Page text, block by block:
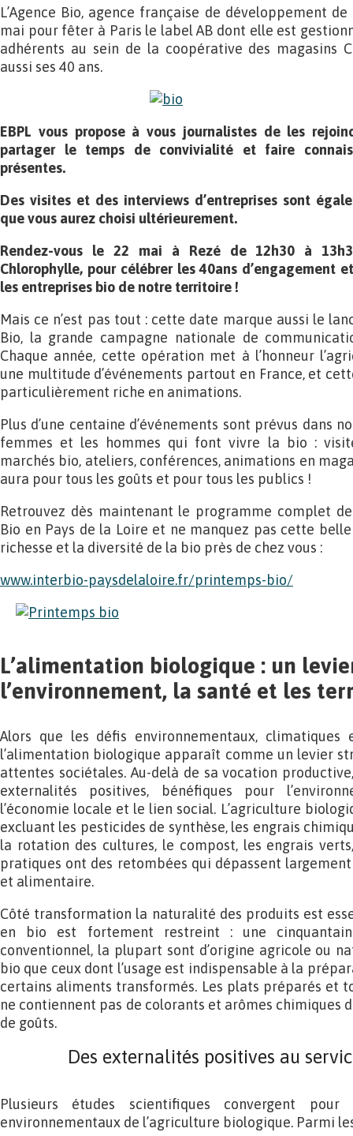
L’Agence Bio, agence française de développement
mai pour fêter à Paris le label AB dont elle est
adhérents au sein de la coopérative des magasins
aussi ses 40 ans.
EBPL vous propose à vous journalistes de les
partager le temps de convivialité et faire
présentes.
Des visites et des interviews d’entreprises sont
que vous aurez choisi ultérieurement.
Rendez-vous le 22 mai à Rezé de 12h30 à
Chlorophylle, pour célébrer les 40ans d’engagement
les entreprises bio de notre territoire !
Mais ce n’est pas tout : cette date marque aussi le
Bio, la grande campagne nationale de
Chaque année, cette opération met à l’honneur
une multitude d’événements partout en France, et
particulièrement riche en animations.
Plus d’une centaine d’événements sont prévus dans
femmes et les hommes qui font vivre la bio :
marchés bio, ateliers, conférences, animations en
aura pour tous les goûts et pour tous les publics !
Retrouvez dès maintenant le programme complet
Bio en Pays de la Loire et ne manquez pas cette
richesse et la diversité de la bio près de chez vous :
www.interbio-paysdelaloire.fr/printemps-bio/
L’alimentation biologique : un
l’environnement, la santé et les
Alors que les défis environnementaux,
l’alimentation biologique apparaît comme un levier
attentes sociétales. Au-delà de sa vocation
externalités positives, bénéfiques pour
l’économie locale et le lien social. L’agriculture
excluant les pesticides de synthèse, les engrais
la rotation des cultures, le compost, les engrais
pratiques ont des retombées qui dépassent
et alimentaire.
Côté transformation la naturalité des produits est
en bio est fortement restreint : une
conventionnel, la plupart sont d’origine agricole ou
bio que ceux dont l’usage est indispensable à la
certains aliments transformés. Les plats préparés et
ne contiennent pas de colorants et arômes chimiques
de goûts.
Des externalités positives au
Plusieurs études scientifiques convergent
environnementaux de l’agriculture biologique. Parmi